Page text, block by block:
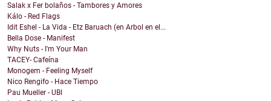
Salak x Fer bolaños - Tambores y Amores
Kálo - Red Flags
Idit Eshel - La Vida - Etz Baruach (en Arbol en el...
Bella Dose - Manifest
Why Nuts - I'm Your Man
TACEY- Cafeína
Monogem - Feeling Myself
Nico Rengifo - Hace Tiempo
Pau Mueller - UBI